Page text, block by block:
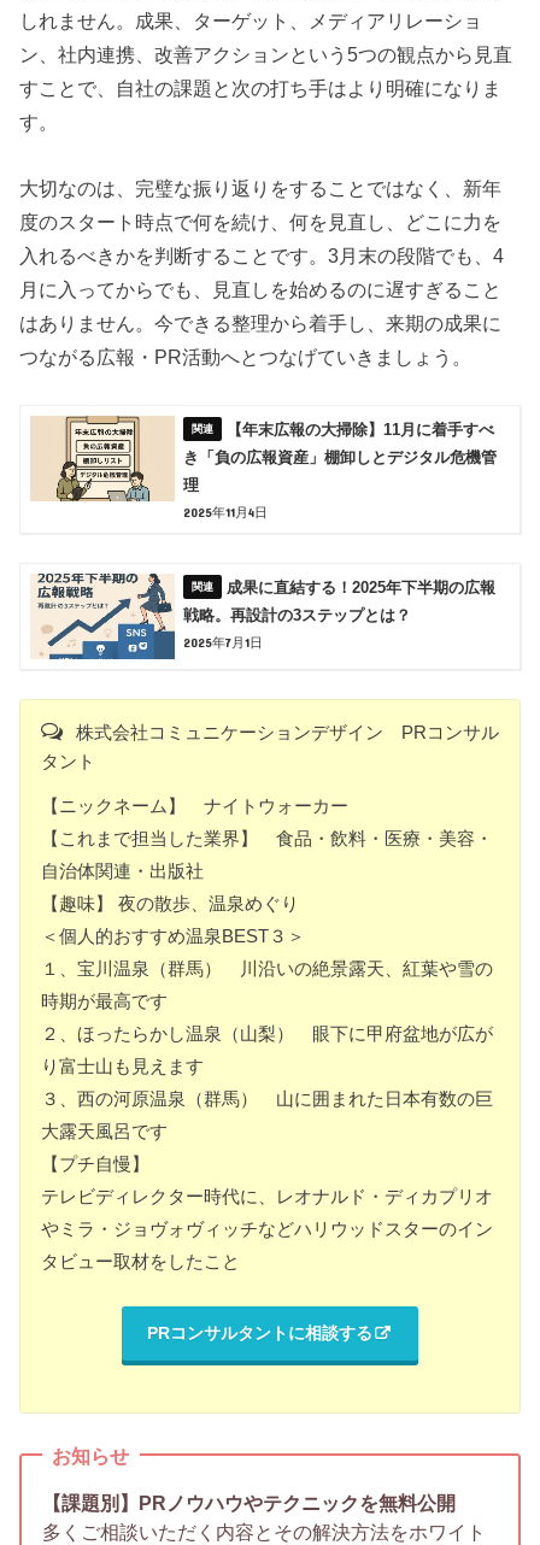
しれません。成果、ターゲット、メディアリレーショ
ン、社内連携、改善アクションという5つの観点から見直
すことで、自社の課題と次の打ち手はより明確になりま
す。
大切なのは、完璧な振り返りをすることではなく、新年
度のスタート時点で何を続け、何を見直し、どこに力を
入れるべきかを判断することです。3月末の段階でも、4
月に入ってからでも、見直しを始めるのに遅すぎること
はありません。今できる整理から着手し、来期の成果に
つながる広報・PR活動へとつなげていきましょう。
【年末広報の大掃除】11月に着手すべ
き「負の広報資産」棚卸しとデジタル危機管
理
2025年11月4日
成果に直結する！2025年下半期の広報
戦略。再設計の3ステップとは？
2025年7月1日
株式会社コミュニケーションデザイン PRコンサル
タント
【ニックネーム】 ナイトウォーカー
【これまで担当した業界】 食品・飲料・医療・美容・
自治体関連・出版社
【趣味】 夜の散歩、温泉めぐり
＜個人的おすすめ温泉BEST３＞
１、宝川温泉（群馬） 川沿いの絶景露天、紅葉や雪の
時期が最高です
２、ほったらかし温泉（山梨） 眼下に甲府盆地が広が
り富士山も見えます
３、西の河原温泉（群馬） 山に囲まれた日本有数の巨
大露天風呂です
【プチ自慢】
テレビディレクター時代に、レオナルド・ディカプリオ
やミラ・ジョヴォヴィッチなどハリウッドスターのイン
タビュー取材をしたこと
PRコンサルタントに相談する
お知らせ
【課題別】PRノウハウやテクニックを無料公開
多くご相談いただく内容とその解決方法をホワイト